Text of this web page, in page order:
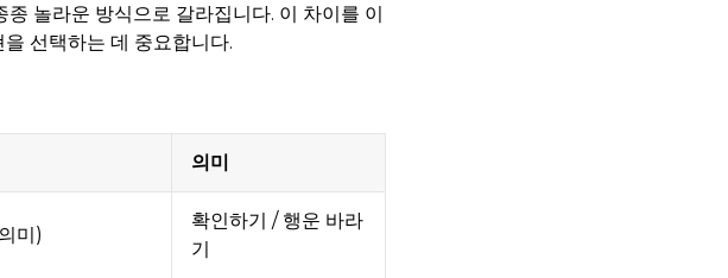
놀라운 방식으로 갈라집니다. 이 차이를 이
선택하는 데 중요합니다.
의미
미)
확인하기 / 행운 바라
기